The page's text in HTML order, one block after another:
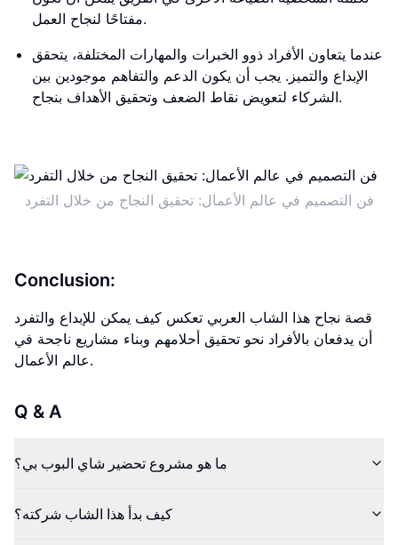
مفتاحًا لنجاح العمل.
عندما يتعاون الأفراد ذوو الخبرات والمهارات المختلفة، يتحقق
الإبداع والتميز. يجب أن يكون الدعم والتفاهم موجودين بين
الشركاء لتعويض نقاط الضعف وتحقيق الأهداف بنجاح.
فن التصميم في عالم الأعمال: تحقيق النجاح من خلال التفرد
Conclusion:
قصة نجاح هذا الشاب العربي تعكس كيف يمكن للإبداع والتفرد
أن يدفعان بالأفراد نحو تحقيق أحلامهم وبناء مشاريع ناجحة في
عالم الأعمال.
Q & A
ما هو مشروع تحضير شاي البوب بي؟
كيف بدأ هذا الشاب شركته؟